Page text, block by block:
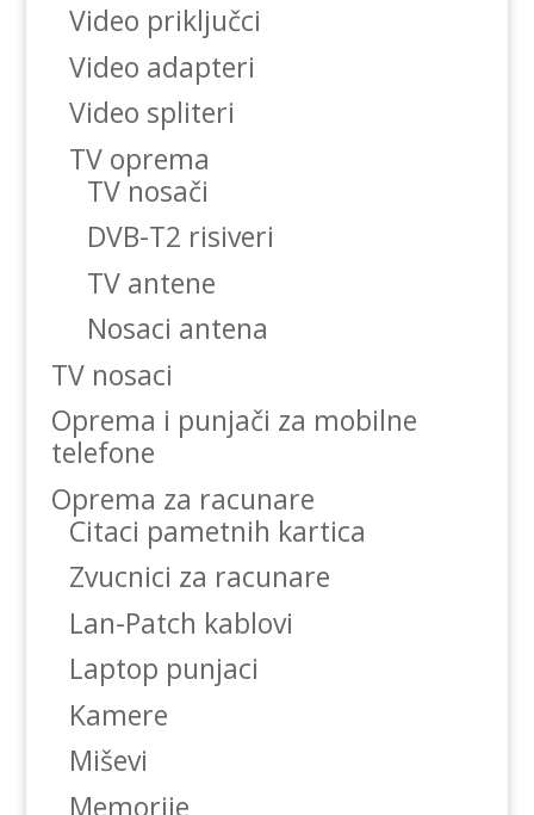
Video priključci
Video adapteri
Video spliteri
TV oprema
TV nosači
DVB-T2 risiveri
TV antene
Nosaci antena
TV nosaci
Oprema i punjači za mobilne
telefone
Oprema za racunare
Citaci pametnih kartica
Zvucnici za racunare
Lan-Patch kablovi
Laptop punjaci
Kamere
Miševi
Memorije